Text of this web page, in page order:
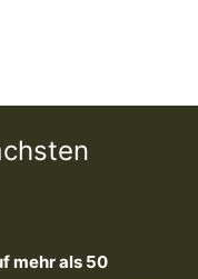
mehr als 50